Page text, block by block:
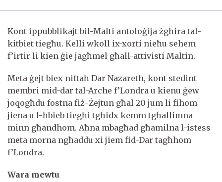
Kont ippubblikajt bil-Malti antoloġija żgħira tal-
kitbiet tiegħu. Kelli wkoll ix-xorti nieħu sehem
f’irtir li kien ġie jagħmel għall-attivisti Maltin.
Meta ġejt biex niftaħ Dar Nazareth, kont stedint
membri mid-dar tal-Arche f’Londra u kienu ġew
joqogħdu fostna fiż-Żejtun għal 20 jum li fihom
jiena u l-ħbieb tiegħi tgħidx kemm tgħallimna
minn għandhom. Aħna mbagħad għamilna l-istess
meta morna ngħaddu xi jiem fid-Dar tagħhom
f’Londra.
Wara mewtu